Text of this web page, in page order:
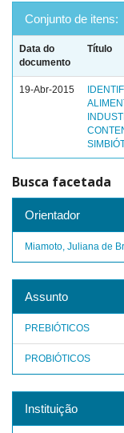
Conjunto de itens:
Data do
documento
Título
19-Abr-2015
Busca facetada
Orientador
Miamoto, Juliana de
Assunto
PREBIÓTICOS
PROBIÓTICOS
Instituição